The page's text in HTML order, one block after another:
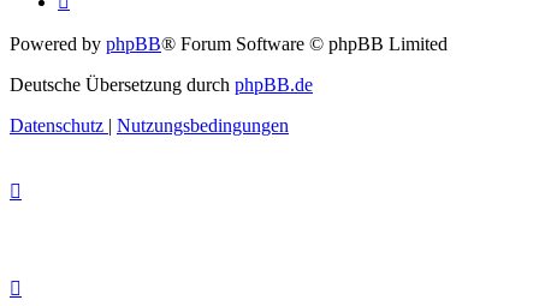
Powered by phpBB® Forum Software © phpBB Limited
Deutsche Übersetzung durch phpBB.de
Datenschutz | Nutzungsbedingungen